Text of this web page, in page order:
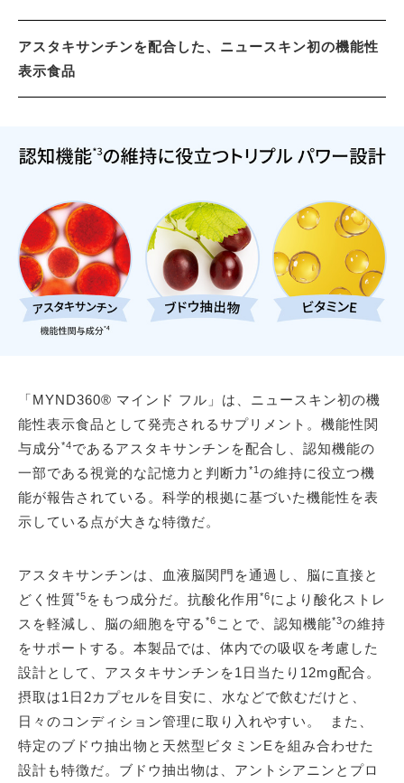
アスタキサンチンを配合した、ニュースキン初の機能性
表示食品
「MYND360® マインド フル」は、ニュースキン初の機
能性表示食品として発売されるサプリメント。機能性関
与成分*4であるアスタキサンチンを配合し、認知機能の
一部である視覚的な記憶力と判断力 *1 の維持に役立つ機
能が報告されている。科学的根拠に基づいた機能性を表
示している点が大きな特徴だ。
アスタキサンチンは、血液脳関門を通過し、脳に直接と
どく性質*5 をもつ成分だ。抗酸化作用*6により酸化ストレ
スを軽減し、脳の細胞を守る *6 ことで、認知機能*3の維持
をサポートする。本製品では、体内での吸収を考慮した
設計として、アスタキサンチンを1日当たり12mg配合。
摂取は1日2カプセルを目安に、水などで飲むだけと、
日々のコンディション管理に取り入れやすい。 また、
特定のブドウ抽出物と天然型ビタミンEを組み合わせた
設計も特徴だ。ブドウ抽出物は、アントシアニンとプロ